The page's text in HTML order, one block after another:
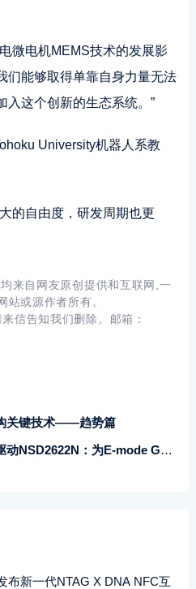
微电机MEMS技术的发展影
们能够取得单靠自身力量无法
入这个创新的生态系统。”
University机器人系教
的自由度，研发周期也更
来自网友原创提供和互联网,一
站或源作者所有。
信告知我们删除。邮箱：
关键技术——趋势篇
：为E-mode GaN量身打造高可靠性、高集成度方案
布新一代NTAG X DNA NFC互